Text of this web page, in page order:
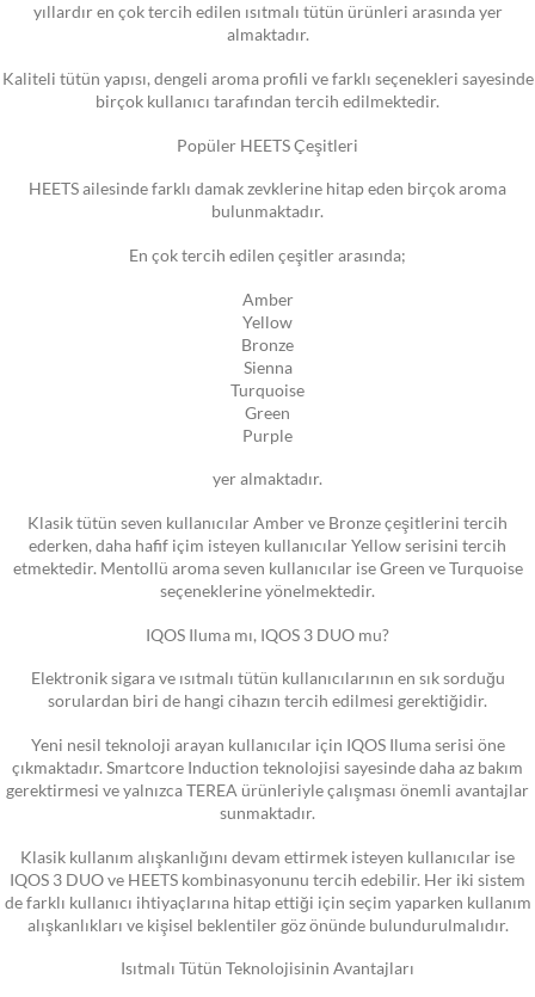
yıllardır en çok tercih edilen ısıtmalı tütün ürünleri arasında yer
almaktadır.
Kaliteli tütün yapısı, dengeli aroma profili ve farklı seçenekleri sayesinde
birçok kullanıcı tarafından tercih edilmektedir.
Popüler HEETS Çeşitleri
HEETS ailesinde farklı damak zevklerine hitap eden birçok aroma
bulunmaktadır.
En çok tercih edilen çeşitler arasında;
Amber
Yellow
Bronze
Sienna
Turquoise
Green
Purple
yer almaktadır.
Klasik tütün seven kullanıcılar Amber ve Bronze çeşitlerini tercih
ederken, daha hafif içim isteyen kullanıcılar Yellow serisini tercih
etmektedir. Mentollü aroma seven kullanıcılar ise Green ve Turquoise
seçeneklerine yönelmektedir.
IQOS Iluma mı, IQOS 3 DUO mu?
Elektronik sigara ve ısıtmalı tütün kullanıcılarının en sık sorduğu
sorulardan biri de hangi cihazın tercih edilmesi gerektiğidir.
Yeni nesil teknoloji arayan kullanıcılar için IQOS Iluma serisi öne
çıkmaktadır. Smartcore Induction teknolojisi sayesinde daha az bakım
gerektirmesi ve yalnızca TEREA ürünleriyle çalışması önemli avantajlar
sunmaktadır.
Klasik kullanım alışkanlığını devam ettirmek isteyen kullanıcılar ise
IQOS 3 DUO ve HEETS kombinasyonunu tercih edebilir. Her iki sistem
de farklı kullanıcı ihtiyaçlarına hitap ettiği için seçim yaparken kullanım
alışkanlıkları ve kişisel beklentiler göz önünde bulundurulmalıdır.
Isıtmalı Tütün Teknolojisinin Avantajları